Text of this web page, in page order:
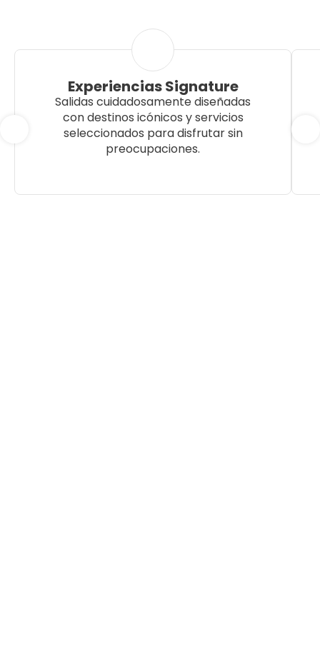
Experiencias Signature
Salidas cuidadosamente diseñadas
con destinos icónicos y servicios
seleccionados para disfrutar sin
preocupaciones.